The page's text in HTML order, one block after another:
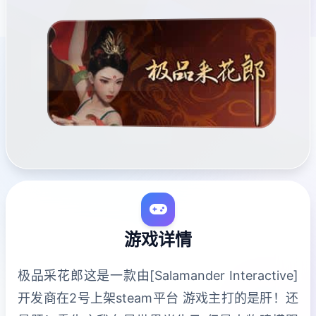
游戏详情
极品采花郎这是一款由[Salamander Interactive]
开发商在2号上架steam平台 游戏主打的是肝！还